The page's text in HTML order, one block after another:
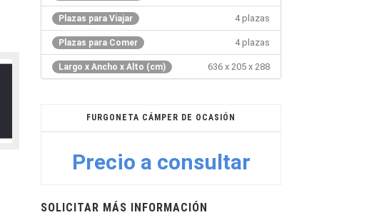
Plazas para Viajar 4 plazas
Plazas para Comer 4 plazas
Largo x Ancho x Alto (cm) 636 x 205 x 288
FURGONETA CÁMPER DE OCASIÓN
Precio a consultar
SOLICITAR MÁS INFORMACIÓN